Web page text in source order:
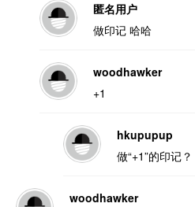
匿名用户
做印记 哈哈
woodhawker
+1
hkupupup
做“+1”的印记？
woodhawker